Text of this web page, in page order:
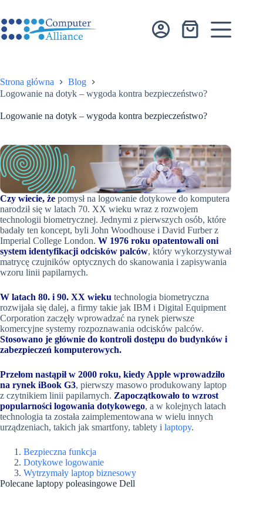
treści
Koszyk
Strona główna
Blog
Logowanie na dotyk – wygoda kontra bezpieczeństwo?
Logowanie na dotyk – wygoda kontra bezpieczeństwo?
Czy wiecie, że pomysł na logowanie dotykowe do komputera
narodził się w latach 70. XX wieku wraz z rozwojem
technologii biometrycznej. Jednymi z pierwszych osób, które
badały ten koncept, byli John Woodhouse i David Furber z
Imperial College London. W 1976 roku opatentowali oni
system identyfikacji odcisków palców, który wykorzystywał
matrycę czujników optycznych do skanowania i zapisywania
wzoru linii papilarnych.
W latach 80. i 90. XX wieku technologia biometryczna
rozwijała się dalej, a firmy takie jak IBM i Digital Equipment
Corporation zaczęły wprowadzać na rynek pierwsze
komercyjne systemy rozpoznawania odcisków palców.
Stosowano je głównie do kontroli dostępu do budynków i
zabezpieczeń komputerowych.
Przełom nastąpił w 2000 roku, kiedy Apple wprowadziło
na rynek iBook G3, pierwszy masowo produkowany laptop
z czytnikiem linii papilarnych. Zapoczątkowało to wzrost
popularności logowania dotykowego, a w kolejnych latach
technologia ta została zaimplementowana w wielu innych
urządzeniach, takich jak smartfony, tablety i laptopy.
Bezpieczna funkcja
Dotykowe logowanie
Wytrzymały laptop biznesowy
Polecane laptopy poleasingowe Dell